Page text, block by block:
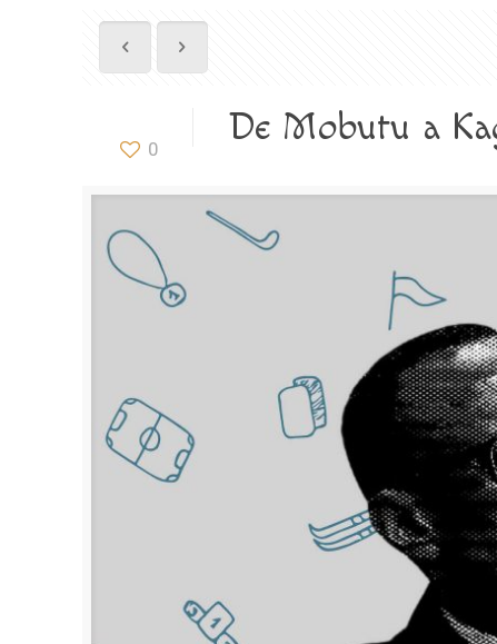
0 De Mobutu a